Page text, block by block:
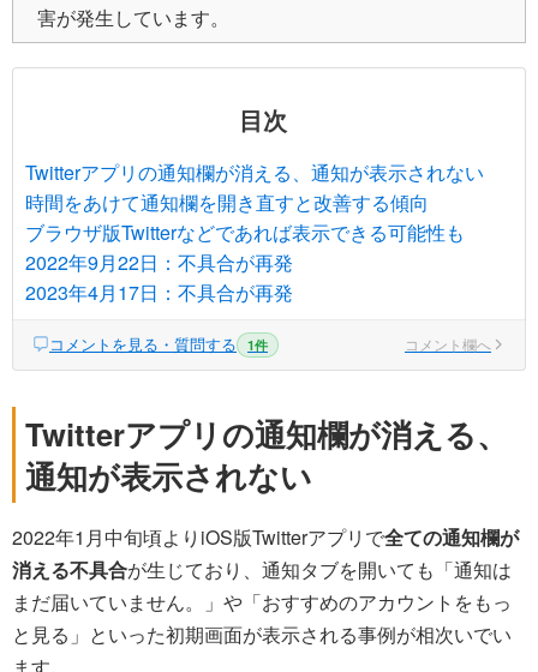
害が発生しています。
目次
Twitterアプリの通知欄が消える、通知が表示されない
時間をあけて通知欄を開き直すと改善する傾向
ブラウザ版Twitterなどであれば表示できる可能性も
2022年9月22日：不具合が再発
2023年4月17日：不具合が再発
コメントを見る・質問する 1件 コメント欄へ
Twitterアプリの通知欄が消える、
通知が表示されない
2022年1月中旬頃よりiOS版Twitterアプリで全ての通知欄が
消える不具合が生じており、通知タブを開いても「通知は
まだ届いていません。」や「おすすめのアカウントをもっ
と見る」といった初期画面が表示される事例が相次いでい